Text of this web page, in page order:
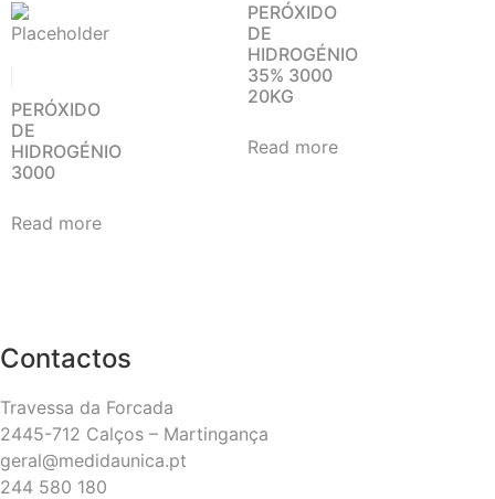
PERÓXIDO
DE
HIDROGÉNIO
3000
Read more
PERÓXIDO
DE
HIDROGÉNIO
35% 3000
20KG
Read more
Contactos
Travessa da Forcada
2445-712 Calços – Martingança
geral@medidaunica.pt
244 580 180